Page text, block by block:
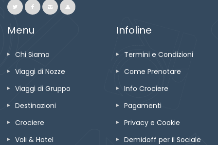
Menu
Chi Siamo
Viaggi di Nozze
Viaggi di Gruppo
Destinazioni
Crociere
Voli & Hotel
Infoline
Termini e Condizioni
Come Prenotare
Info Crociere
Pagamenti
Privacy e Cookie
Demidoff per il Sociale